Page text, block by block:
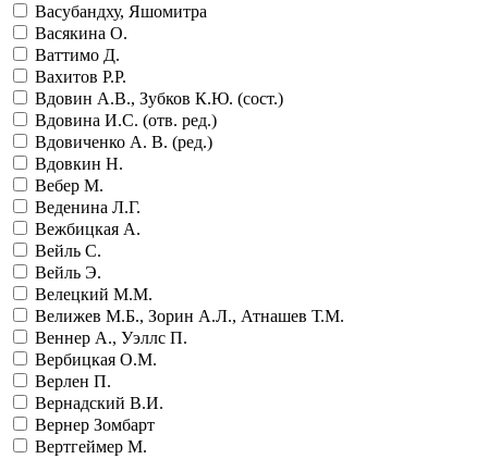
Васубандху, Яшомитра
Васякина О.
Ваттимо Д.
Вахитов Р.Р.
Вдовин А.В., Зубков К.Ю. (сост.)
Вдовина И.С. (отв. ред.)
Вдовиченко А. В. (ред.)
Вдовкин Н.
Вебер М.
Веденина Л.Г.
Вежбицкая А.
Вейль С.
Вейль Э.
Велецкий М.М.
Велижев М.Б., Зорин А.Л., Атнашев Т.М.
Веннер А., Уэллс П.
Вербицкая О.М.
Верлен П.
Вернадский В.И.
Вернер Зомбарт
Вертгеймер М.